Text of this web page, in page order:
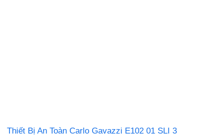
Thiết Bị An Toàn Carlo Gavazzi E102 01 SLI 3